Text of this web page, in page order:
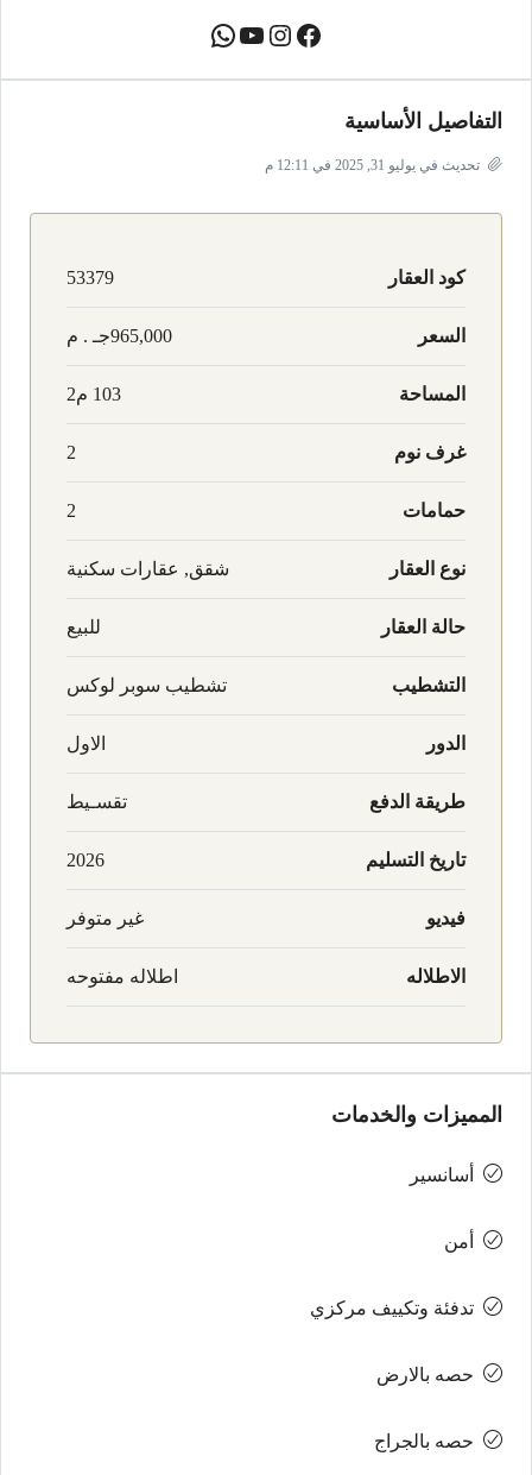
التفاصيل الأساسية
تحديث في يوليو 31, 2025 في 12:11 م
كود العقار 53379
السعر 965,000جـ . م
المساحة 103 م2
غرف نوم 2
حمامات 2
نوع العقار شقق, عقارات سكنية
حالة العقار للبيع
التشطيب تشطيب سوبر لوكس
الدور الاول
طريقة الدفع تقسـيط
تاريخ التسليم 2026
فيديو غير متوفر
الاطلاله اطلاله مفتوحه
المميزات والخدمات
أسانسير
أمن
تدفئة وتكييف مركزي
حصه بالارض
حصه بالجراج